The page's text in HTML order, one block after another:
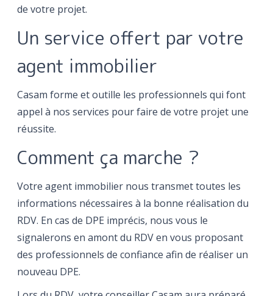
de votre projet.
Un service offert par votre
agent immobilier
Casam forme et outille les professionnels qui font
appel à nos services pour faire de votre projet une
réussite.
Comment ça marche ?
Votre agent immobilier nous transmet toutes les
informations nécessaires à la bonne réalisation du
RDV. En cas de DPE imprécis, nous vous le
signalerons en amont du RDV en vous proposant
des professionnels de confiance afin de réaliser un
nouveau DPE.